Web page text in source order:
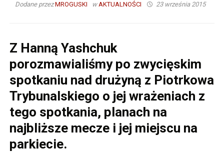
Dodane przezMROGUSKI wAKTUALNOŚCI 23 września 2015
Z Hanną Yashchuk
porozmawialiśmy po zwycięskim
spotkaniu nad drużyną z Piotrkowa
Trybunalskiego o jej wrażeniach z
tego spotkania, planach na
najbliższe mecze i jej miejscu na
parkiecie.